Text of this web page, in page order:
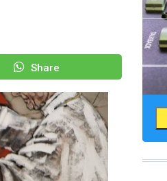
Share